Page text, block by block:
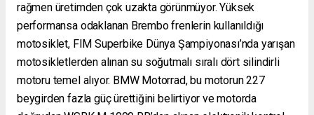
rağmen üretimden çok uzakta görünmüyor. Yüksek
performansa odaklanan Brembo frenlerin kullanıldığı
motosiklet, FIM Superbike Dünya Şampiyonası’nda yarışan
motosikletlerden alınan su soğutmalı sıralı dört silindirli
motoru temel alıyor. BMW Motorrad, bu motorun 227
beygirden fazla güç ürettiğini belirtiyor ve motorda